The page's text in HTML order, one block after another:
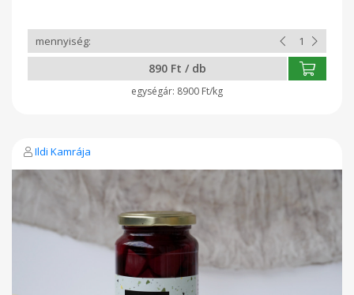
890 Ft / db
8900 Ft/kg
Ildi Kamrája